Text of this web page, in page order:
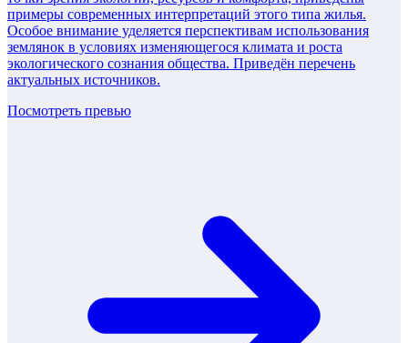
примеры современных интерпретаций этого типа жилья.
Особое внимание уделяется перспективам использования
землянок в условиях изменяющегося климата и роста
экологического сознания общества. Приведён перечень
актуальных источников.
Посмотреть превью